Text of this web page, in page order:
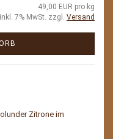
49,00 EUR pro kg
inkl. 7% MwSt. zzgl. Versand